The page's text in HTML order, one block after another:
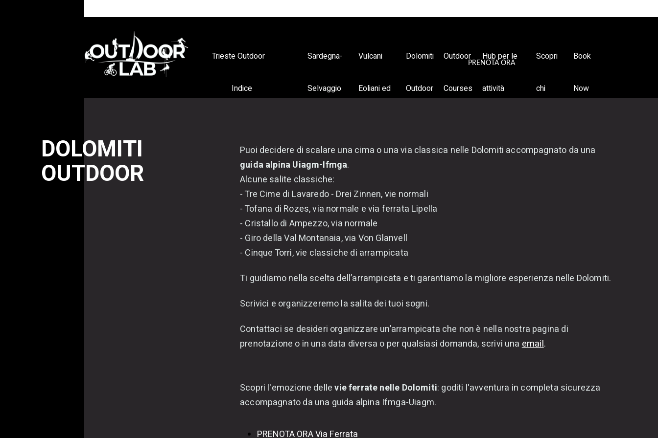
Trieste Outdoor
Indice
Trekking e Vie
Ferrate
Yacht a vela
Roberta III
Vela&Arrampicata
grotte
Sardegna-
Selvaggio
Vulcani
Eoliani ed
Dolomiti
Outdoor
Outdoor
Courses
Hub per le
attività
Scopri
chi
Book
Now
PRENOTA ORA
DOLOMITI
OUTDOOR
Puoi decidere di scalare una cima o una via classica nelle Dolomiti accompagnato da una
guida alpina Uiagm-Ifmga.
Alcune salite classiche:
- Tre Cime di Lavaredo - Drei Zinnen, vie normali
- Tofana di Rozes, via normale e via ferrata Lipella
- Cristallo di Ampezzo, via normale
- Giro della Val Montanaia, via Von Glanvell
- Cinque Torri, vie classiche di arrampicata
Ti guidiamo nella scelta dell’arrampicata e ti garantiamo la migliore esperienza nelle Dolomiti.
Scrivici e organizzeremo la salita dei tuoi sogni.
Contattaci se desideri organizzare un’arrampicata che non è nella nostra pagina di
prenotazione o in una data diversa o per qualsiasi domanda, scrivi unaemail.
Scopri l'emozione dellevie ferrate nelle Dolomiti: goditi l'avventura in completa sicurezza
accompagnato da una guida alpina Ifmga-Uiagm.
PRENOTA ORA Via Ferrata